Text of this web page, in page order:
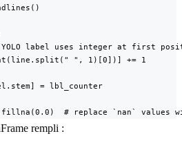
label uses integer at first
", 1)[0])] += 1
= lbl_counter
# replace `nan` values
rempli :